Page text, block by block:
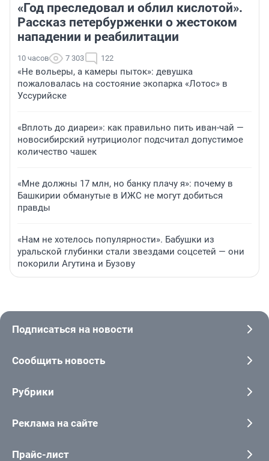
«Год преследовал и облил кислотой».
Рассказ петербурженки о жестоком
нападении и реабилитации
10 часов 7 303 122
«Не вольеры, а камеры пыток»: девушка
пожаловалась на состояние экопарка «Лотос» в
Уссурийске
«Вплоть до диареи»: как правильно пить иван-чай —
новосибирский нутрициолог подсчитал допустимое
количество чашек
«Мне должны 17 млн, но банку плачу я»: почему в
Башкирии обманутые в ИЖС не могут добиться
правды
«Нам не хотелось популярности». Бабушки из
уральской глубинки стали звездами соцсетей — они
покорили Агутина и Бузову
Подписаться на новости
Сообщить новость
Рубрики
Реклама на сайте
Прайс-лист